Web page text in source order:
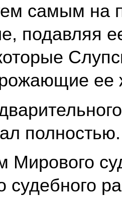
самым на
подавляя
ее
полностью.
Мирового
судебного